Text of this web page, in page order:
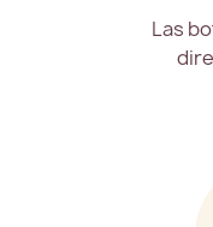
Las